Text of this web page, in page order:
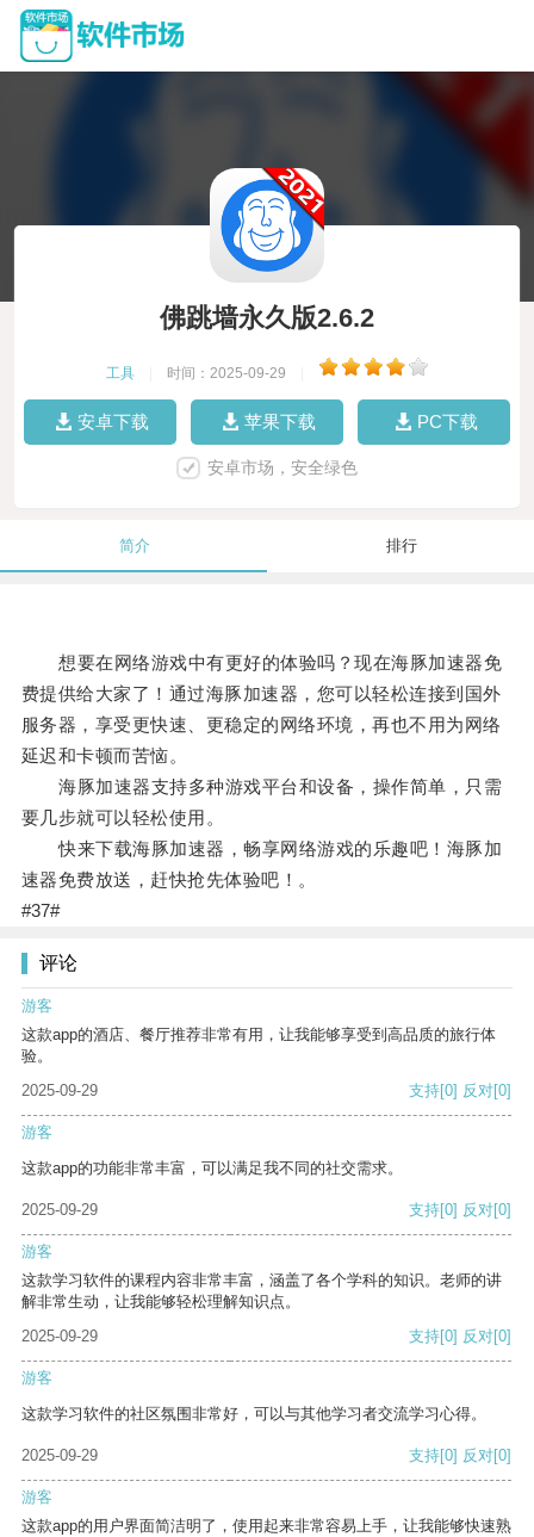
佛跳墙永久版2.6.2
工具 时间：2025-09-29
安卓下载 苹果下载 PC下载
安卓市场，安全绿色
简介 排行
想要在网络游戏中有更好的体验吗？现在海豚加速器免
费提供给大家了！通过海豚加速器，您可以轻松连接到国外
服务器，享受更快速、更稳定的网络环境，再也不用为网络
延迟和卡顿而苦恼。
海豚加速器支持多种游戏平台和设备，操作简单，只需
要几步就可以轻松使用。
快来下载海豚加速器，畅享网络游戏的乐趣吧！海豚加
速器免费放送，赶快抢先体验吧！。
#37#
评论
游客
这款app的酒店、餐厅推荐非常有用，让我能够享受到高品质的旅行体
验。
2025-09-29
支持[0] 反对[0]
游客
这款app的功能非常丰富，可以满足我不同的社交需求。
2025-09-29 支持[0] 反对[0]
游客
这款学习软件的课程内容非常丰富，涵盖了各个学科的知识。老师的讲
解非常生动，让我能够轻松理解知识点。
2025-09-29
支持[0] 反对[0]
游客
这款学习软件的社区氛围非常好，可以与其他学习者交流学习心得。
2025-09-29 支持[0] 反对[0]
游客
这款app的用户界面简洁明了，使用起来非常容易上手，让我能够快速熟